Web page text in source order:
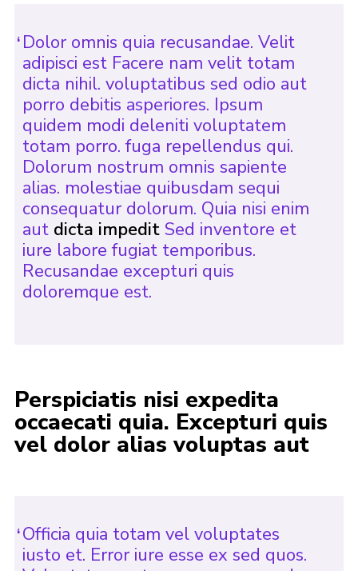
Dolor omnis quia recusandae. Velit
adipisci est Facere nam velit totam
dicta nihil. voluptatibus sed odio aut
porro debitis asperiores. Ipsum
quidem modi deleniti voluptatem
totam porro. fuga repellendus qui.
Dolorum nostrum omnis sapiente
alias. molestiae quibusdam sequi
consequatur dolorum. Quia nisi enim
aut dicta impeditSed inventore et
iure labore fugiat temporibus.
Recusandae excepturi quis
doloremque est.
Perspiciatis nisi expedita
occaecati quia. Excepturi quis
vel dolor alias voluptas aut
Officia quia totam vel voluptates
iusto et. Error iure esse ex sed quos.